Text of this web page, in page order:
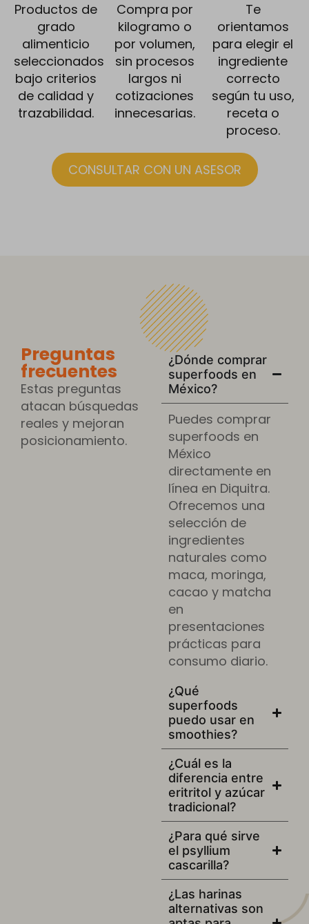
Productos de
grado
alimenticio
seleccionados
bajo criterios
de calidad y
trazabilidad.
Compra por
kilogramo o
por volumen,
sin procesos
largos ni
cotizaciones
innecesarias.
Te
orientamos
para elegir el
ingrediente
correcto
según tu uso,
receta o
proceso.
CONSULTAR CON UN ASESOR
Preguntas
frecuentes
Estas preguntas
atacan búsquedas
reales y mejoran
posicionamiento.
¿Dónde comprar
superfoods en
México?
Puedes comprar
superfoods en
México
directamente en
línea en Diquitra.
Ofrecemos una
selección de
ingredientes
naturales como
maca, moringa,
cacao y matcha
en
presentaciones
prácticas para
consumo diario.
¿Qué
superfoods
puedo usar en
smoothies?
¿Cuál es la
diferencia entre
eritritol y azúcar
tradicional?
¿Para qué sirve
el psyllium
cascarilla?
¿Las harinas
alternativas son